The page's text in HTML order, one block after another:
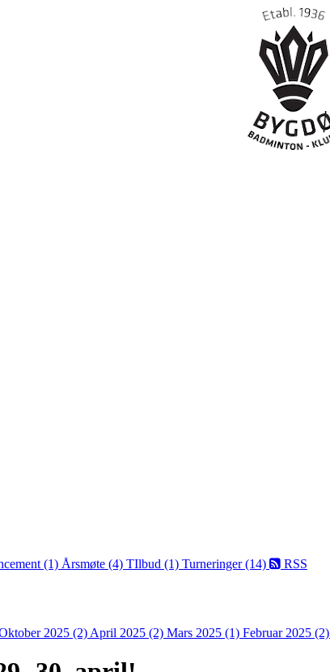
(1) Årsmøte (4) TIlbud (1) Turneringer (14) RSS
2025 (2) April 2025 (2) Mars 2025 (1) Februar 2025 (2)